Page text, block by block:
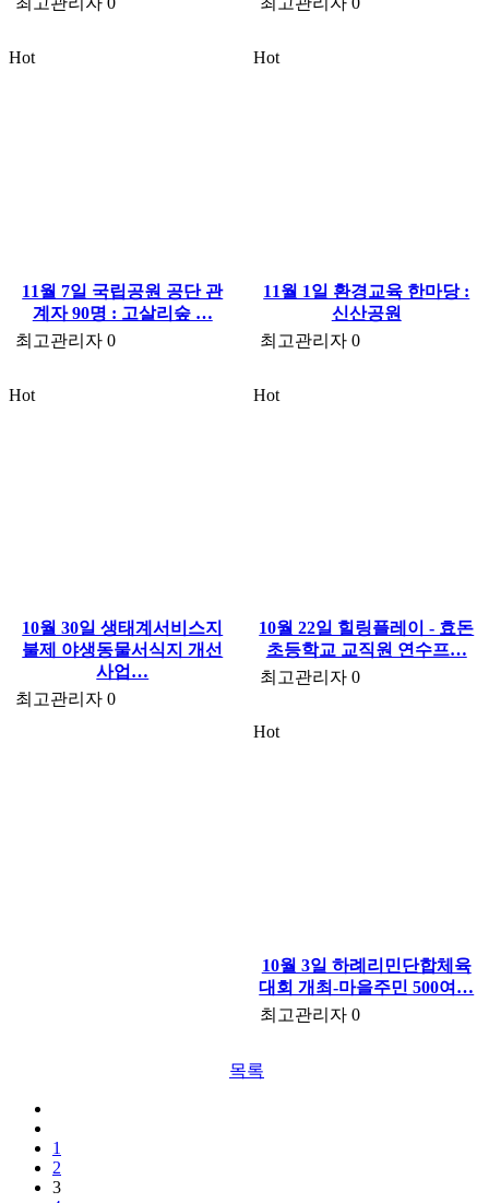
Hot
11월 7일 국립공원 공단 관
계자 90명 : 고살리숲 …
최고관리자 0
Hot
11월 1일 환경교육 한마당 :
신산공원
최고관리자 0
Hot
10월 30일 생태계서비스지
불제 야생동물서식지 개선
사업…
최고관리자 0
Hot
10월 22일 힐링플레이 - 효돈
초등학교 교직원 연수프…
최고관리자 0
Hot
10월 3일 하례리민단합체육
대회 개최-마을주민 500여…
최고관리자 0
목록
1
2
3